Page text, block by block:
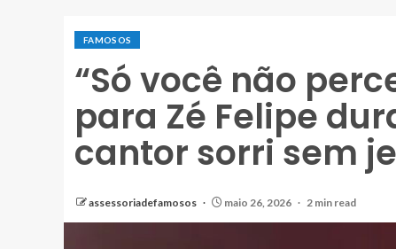
FAMOSOS
“Só você não
para Zé Felipe
cantor sorri sem
assessoriadefamosos maio 26, 2026 2 min read